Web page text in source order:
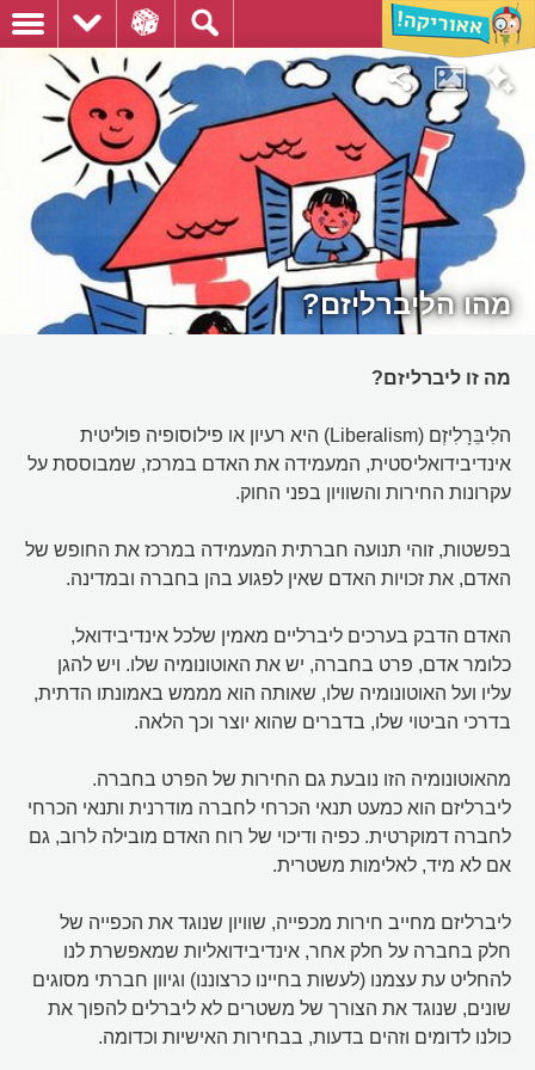
מהו הליברליזם?
מה זו ליברליזם?
הלִיבֵּרָלִיזְם (Liberalism) היא רעיון או פילוסופיה פוליטית
אינדיבידואליסטית, המעמידה את האדם במרכז, שמבוססת על
עקרונות החירות והשוויון בפני החוק.
בפשטות, זוהי תנועה חברתית המעמידה במרכז את החופש של
האדם, את זכויות האדם שאין לפגוע בהן בחברה ובמדינה.
האדם הדבק בערכים ליברליים מאמין שלכל אינדיבידואל,
כלומר אדם, פרט בחברה, יש את האוטונומיה שלו. ויש להגן
עליו ועל האוטונומיה שלו, שאותה הוא מממש באמונתו הדתית,
בדרכי הביטוי שלו, בדברים שהוא יוצר וכך הלאה.
מהאוטונומיה הזו נובעת גם החירות של הפרט בחברה.
ליברליזם הוא כמעט תנאי הכרחי לחברה מודרנית ותנאי הכרחי
לחברה דמוקרטית. כפיה ודיכוי של רוח האדם מובילה לרוב, גם
אם לא מיד, לאלימות משטרית.
ליברליזם מחייב חירות מכפייה, שוויון שנוגד את הכפייה של
חלק בחברה על חלק אחר, אינדיבידואליות שמאפשרת לנו
להחליט עת עצמנו (לעשות בחיינו כרצוננו) וגיוון חברתי מסוגים
שונים, שנוגד את הצורך של משטרים לא ליברלים להפוך את
כולנו לדומים וזהים בדעות, בבחירות האישיות וכדומה.